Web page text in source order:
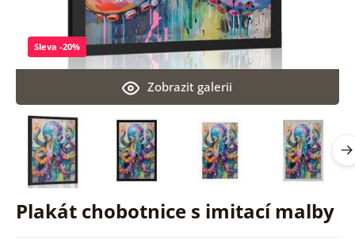
Plakát chobotnice s imitací malby
Zobrazit galerii
Sleva -20%